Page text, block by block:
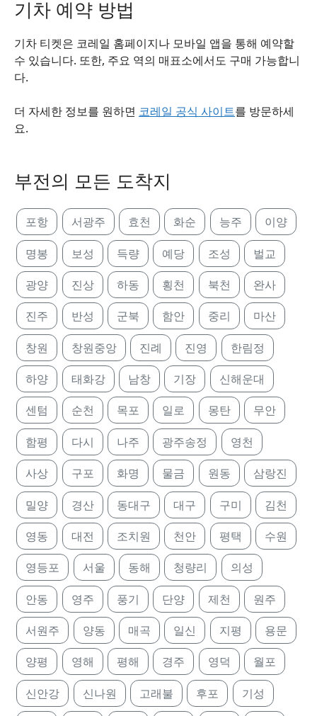
기차 예약 방법
기차 티켓은 코레일 홈페이지나 모바일 앱을 통해 예약할
수 있습니다. 또한, 주요 역의 매표소에서도 구매 가능합니
다.
더 자세한 정보를 원하면 코레일 공식 사이트를 방문하세
요.
부전의 모든 도착지
포항 서광주 효천 화순 능주 이양
명봉 보성 득량 예당 조성 벌교
광양 진상 하동 횡천 북천 완사
진주 반성 군북 함안 중리 마산
창원 창원중앙 진례 진영 한림정
하양 태화강 남창 기장 신해운대
센텀 순천 목포 일로 몽탄 무안
함평 다시 나주 광주송정 영천
사상 구포 화명 물금 원동 삼랑진
밀양 경산 동대구 대구 구미 김천
영동 대전 조치원 천안 평택 수원
영등포 서울 동해 청량리 의성
안동 영주 풍기 단양 제천 원주
서원주 양동 매곡 일신 지평 용문
양평 영해 평해 경주 영덕 월포
신안강 신나원 고래불 후포 기성